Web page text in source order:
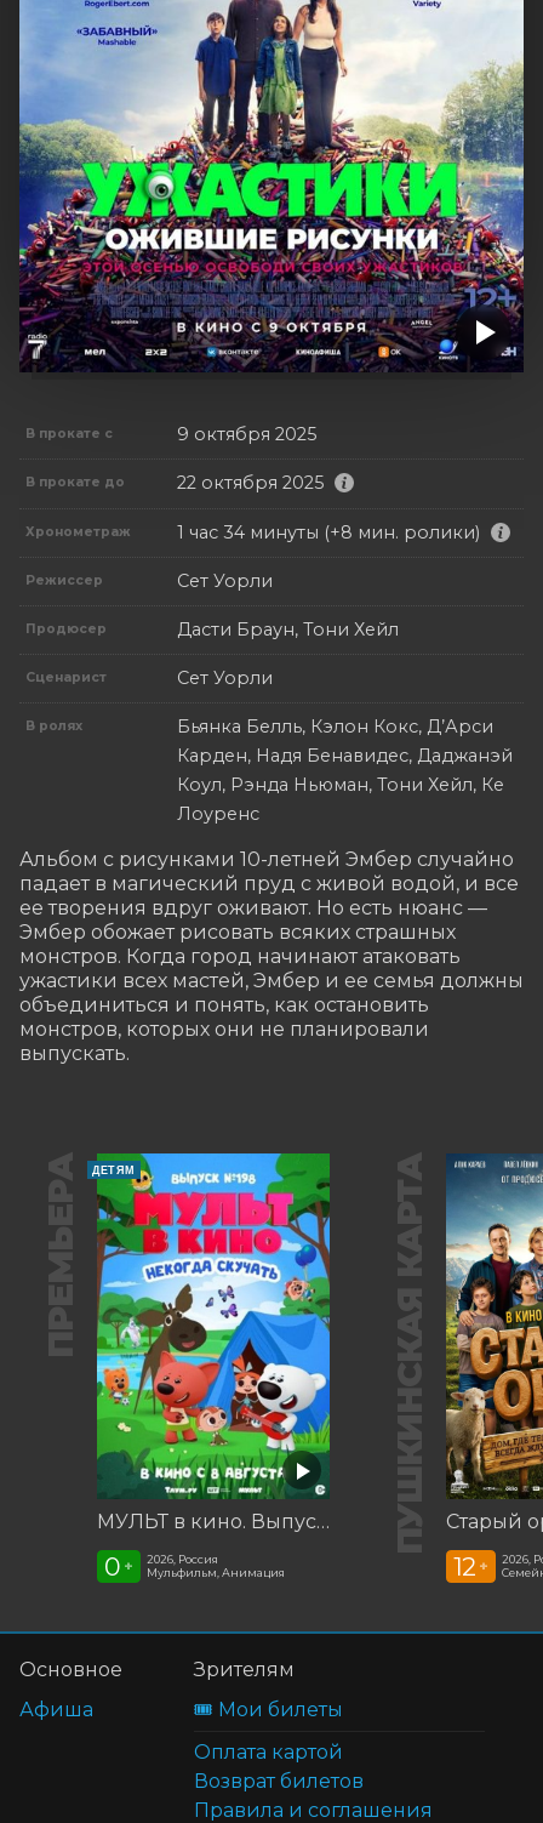
В прокате с 9 октября 2025
В прокате до 22 октября 2025
Хронометраж 1 час 34 минуты (+8 мин. ролики)
Режиссер Сет Уорли
Продюсер Дасти Браун, Тони Хейл
Сценарист Сет Уорли
В ролях
Бьянка Белль, Кэлон Кокс, Д’Арси
Карден, Надя Бенавидес, Даджанэй
Коул, Рэнда Ньюман, Тони Хейл, Ке
Лоуренс
Альбом с рисунками 10-летней Эмбер случайно
падает в магический пруд с живой водой, и все
ее творения вдруг оживают. Но есть нюанс —
Эмбер обожает рисовать всяких страшных
монстров. Когда город начинают атаковать
ужастики всех мастей, Эмбер и ее семья должны
объединиться и понять, как остановить
монстров, которых они не планировали
выпускать.
ПРЕМЬЕРА ДЕТЯМ
МУЛЬТ в кино. Выпуск №198. Некогда скучать
0 +
2026, Россия
Мульфильм, Анимация
ПУШКИНСКАЯ КАРТА Старый
12 +
2026,
Основное
Афиша
Зрителям
🎟️ Мои билеты
Оплата картой
Возврат билетов
Правила и соглашения